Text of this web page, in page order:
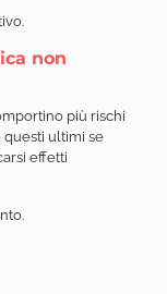
non
più rischi
questi ultimi se
effetti